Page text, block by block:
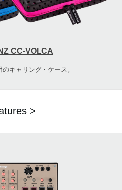
CC-VOLCA
キャリング・ケース。
>